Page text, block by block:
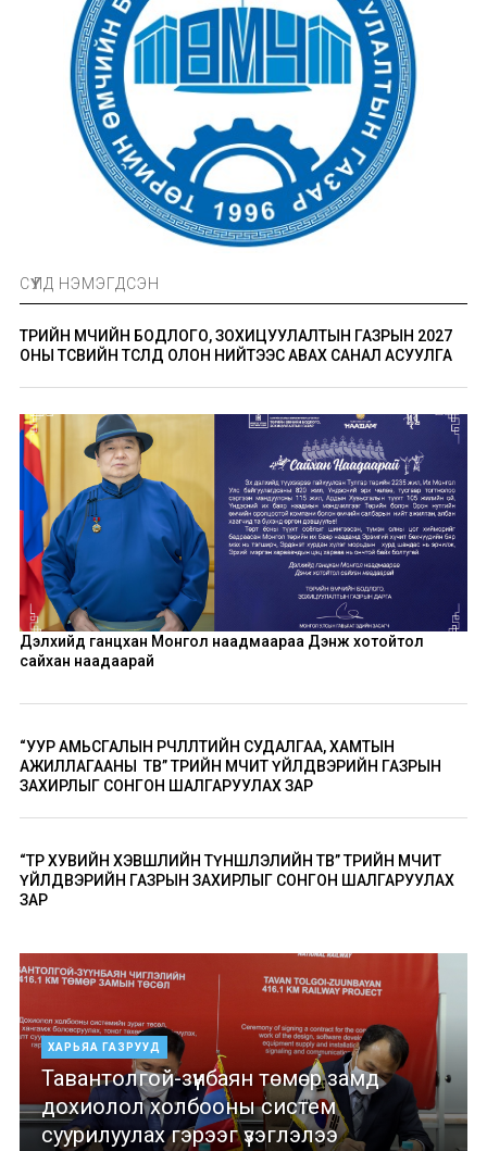
СҮҮЛД НЭМЭГДСЭН
ТӨРИЙН ӨМЧИЙН БОДЛОГО, ЗОХИЦУУЛАЛТЫН ГАЗРЫН 2027
ОНЫ ТӨСВИЙН ТӨСӨЛД ОЛОН НИЙТЭЭС АВАХ САНАЛ АСУУЛГА
Дэлхийд ганцхан Монгол наадмаараа Дэнж хотойтол
сайхан наадаарай
“УУР АМЬСГАЛЫН ӨӨРЧЛӨЛТИЙН СУДАЛГАА, ХАМТЫН
АЖИЛЛАГААНЫ ТӨВ” ТӨРИЙН ӨМЧИТ ҮЙЛДВЭРИЙН ГАЗРЫН
ЗАХИРЛЫГ СОНГОН ШАЛГАРУУЛАХ ЗАР
“ТӨР ХУВИЙН ХЭВШЛИЙН ТҮНШЛЭЛИЙН ТӨВ” ТӨРИЙН ӨМЧИТ
ҮЙЛДВЭРИЙН ГАЗРЫН ЗАХИРЛЫГ СОНГОН ШАЛГАРУУЛАХ
ЗАР
ХАРЬЯА ГАЗРУУД
Тавантолгой-зүүнбаян төмөр замд
дохиолол холбооны систем
суурилуулах гэрээг үзэглэлээ